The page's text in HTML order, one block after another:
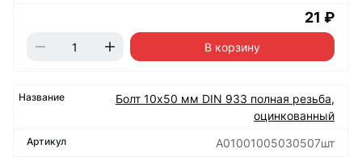
21 ₽
В корзину
Болт 10х50 мм DIN 933 полная резьба,
оцинкованный
А01001005030507шт